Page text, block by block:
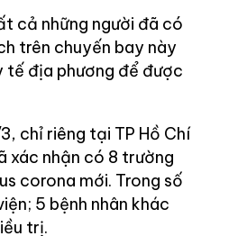
cả những người đã có
trên chuyến bay này
tế địa phương để được
chỉ riêng tại TP Hồ Chí
xác nhận có 8 trường
corona mới. Trong số
5 bệnh nhân khác
trị.